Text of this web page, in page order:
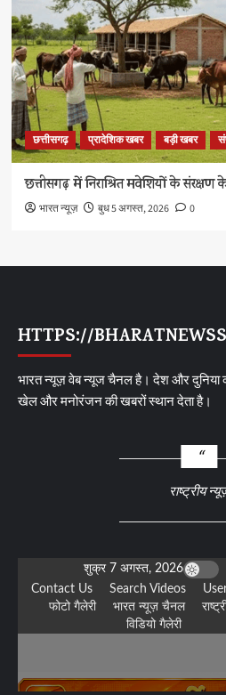
छत्तीसगढ़ प्रादेशिक खबर बड़ी खबर
छत्तीसगढ़ में निराश्रित मवेशियों के संरक्षण
भारत न्यूज़ बुध 5 अगस्त, 2026 0
HTTPS://
भारत न्यूज़ वेब न्यूज चैनल है। देश और दुनिया
खेल और मनोरंजन की खबरों स्थान देता है।
राष्ट्रीय